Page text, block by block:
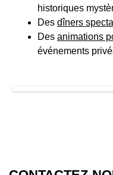
historiques
Des dîners
Des animations
événements